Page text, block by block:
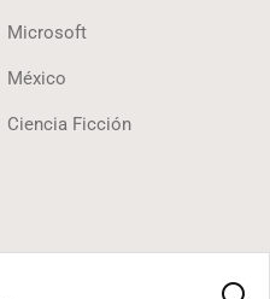
Microsoft
México
Ciencia Ficción